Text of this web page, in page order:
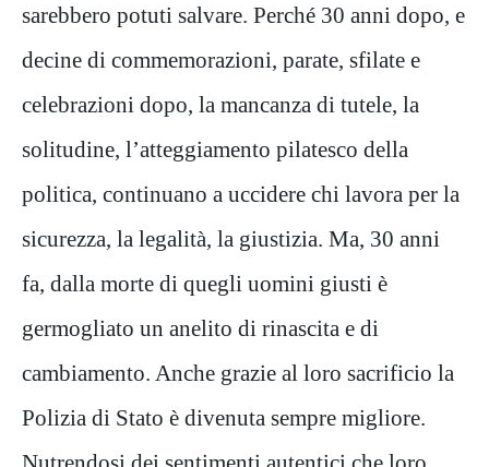
sarebbero potuti salvare. Perché 30 anni dopo, e
decine di commemorazioni, parate, sfilate e
celebrazioni dopo, la mancanza di tutele, la
solitudine, l’atteggiamento pilatesco della
politica, continuano a uccidere chi lavora per la
sicurezza, la legalità, la giustizia. Ma, 30 anni
fa, dalla morte di quegli uomini giusti è
germogliato un anelito di rinascita e di
cambiamento. Anche grazie al loro sacrificio la
Polizia di Stato è divenuta sempre migliore.